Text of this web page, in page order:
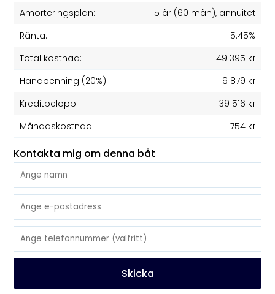
Amorteringsplan: 5 år(60 mån), annuitet
Ränta:
5.45%
Total kostnad:
49 395 kr
Handpenning (20%):
9 879 kr
Kreditbelopp:
39 516 kr
Månadskostnad:
754 kr
Kontakta mig om denna båt
Skicka